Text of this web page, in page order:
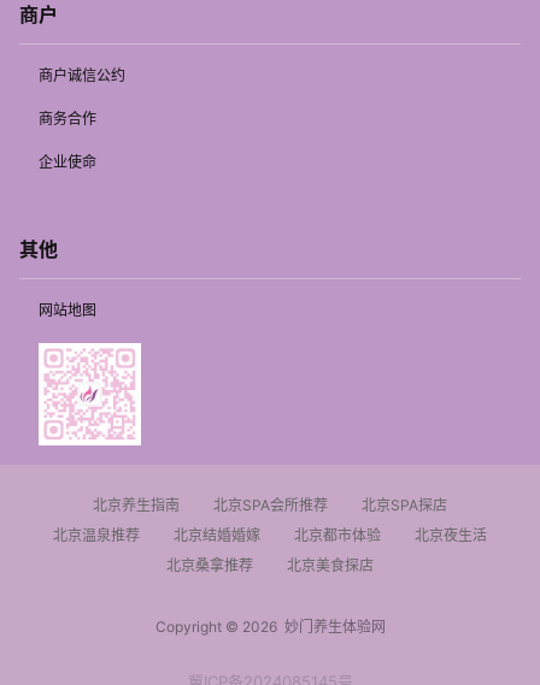
商户
商户诚信公约
商务合作
企业使命
其他
网站地图
北京养生指南 北京SPA会所推荐
北京SPA探店
北京温泉推荐
北京结婚婚嫁 北京都市体验
北京夜生活
北京桑拿推荐
北京美食探店
Copyright © 2026妙门养生体验网